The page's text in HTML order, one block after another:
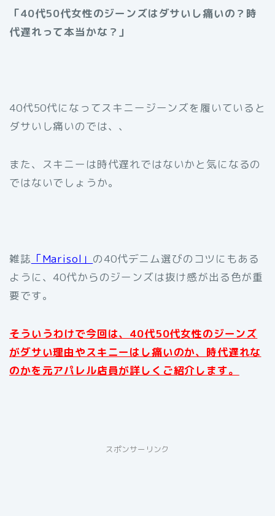
「40代50代女性のジーンズはダサいし痛いの？時
代遅れって本当かな？」
40代50代になってスキニージーンズを履いていると
ダサいし痛いのでは、、
また、スキニーは時代遅れではないかと気になるの
ではないでしょうか。
雑誌 「Marisol」 の40代デニム選びのコツにもある
ように、40代からのジーンズは抜け感が出る色が重
要です。
そういうわけで今回は、40代50代女性のジーンズ
がダサい理由やスキニーはし痛いのか、時代遅れな
のかを元アパレル店員が詳しくご紹介します。
スポンサーリンク